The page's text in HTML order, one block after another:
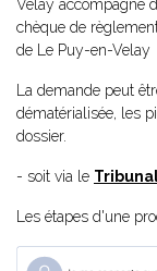
Velay accompagné
chèque de
de Le Puy-en-Velay
La demande peut
dématérialisée, les
dossier.
- soit via le
Les étapes d'une